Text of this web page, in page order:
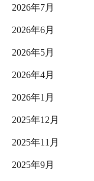
2026年7月
2026年6月
2026年5月
2026年4月
2026年1月
2025年12月
2025年11月
2025年9月